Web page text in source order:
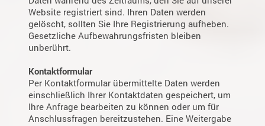
Website registriert sind. Ihren Daten werden
gelöscht, sollten Sie Ihre Registrierung aufheben.
Gesetzliche Aufbewahrungsfristen bleiben
unberührt.
Kontaktformular
Per Kontaktformular übermittelte Daten werden
einschließlich Ihrer Kontaktdaten gespeichert, um
Ihre Anfrage bearbeiten zu können oder um für
Anschlussfragen bereitzustehen. Eine Weitergabe